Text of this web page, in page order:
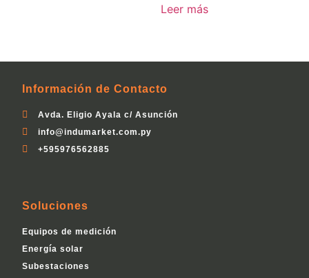
Leer más
Información de Contacto
Avda. Eligio Ayala c/ Asunción
info@indumarket.com.py
+595976562885
Soluciones
Equipos de medición
Energía solar
Subestaciones